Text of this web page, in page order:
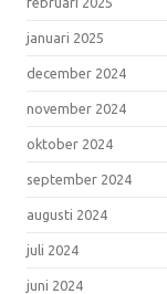
januari 2025
december 2024
november 2024
oktober 2024
september 2024
augusti 2024
juli 2024
juni 2024